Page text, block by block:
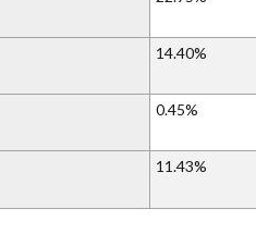
14.40%
0.45%
11.43%